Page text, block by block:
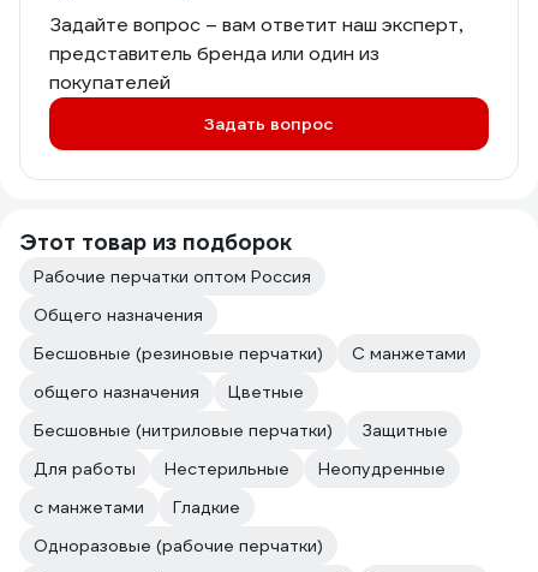
Задайте вопрос – вам ответит наш эксперт,
представитель бренда или один из
покупателей
Задать вопрос
Этот товар из подборок
Рабочие перчатки оптом Россия
Общего назначения
Бесшовные (резиновые перчатки)
С манжетами
общего назначения
Цветные
Бесшовные (нитриловые перчатки)
Защитные
Для работы
Нестерильные
Неопудренные
с манжетами
Гладкие
Одноразовые (рабочие перчатки)